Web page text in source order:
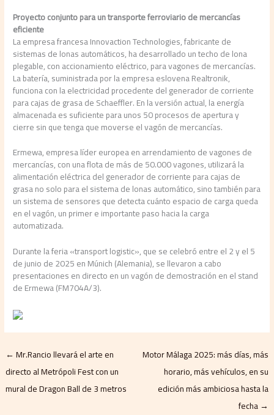
Proyecto conjunto para un transporte ferroviario de mercancías
eficiente
La empresa francesa Innovaction Technologies, fabricante de
sistemas de lonas automáticos, ha desarrollado un techo de lona
plegable, con accionamiento eléctrico, para vagones de mercancías.
La batería, suministrada por la empresa eslovena Realtronik,
funciona con la electricidad procedente del generador de corriente
para cajas de grasa de Schaeffler. En la versión actual, la energía
almacenada es suficiente para unos 50 procesos de apertura y
cierre sin que tenga que moverse el vagón de mercancías.
Ermewa, empresa líder europea en arrendamiento de vagones de
mercancías, con una flota de más de 50.000 vagones, utilizará la
alimentación eléctrica del generador de corriente para cajas de
grasa no solo para el sistema de lonas automático, sino también para
un sistema de sensores que detecta cuánto espacio de carga queda
en el vagón, un primer e importante paso hacia la carga
automatizada.
Durante la feria «transport logistic», que se celebró entre el 2 y el 5
de junio de 2025 en Múnich (Alemania), se llevaron a cabo
presentaciones en directo en un vagón de demostración en el stand
de Ermewa (FM704A/3).
←Mr.Rancio llevará el arte en
directo al Metrópoli Fest con un
mural de Dragon Ball de 3 metros
Motor Málaga 2025: más días, más
horario, más vehículos, en su
edición más ambiciosa hasta la
fecha→